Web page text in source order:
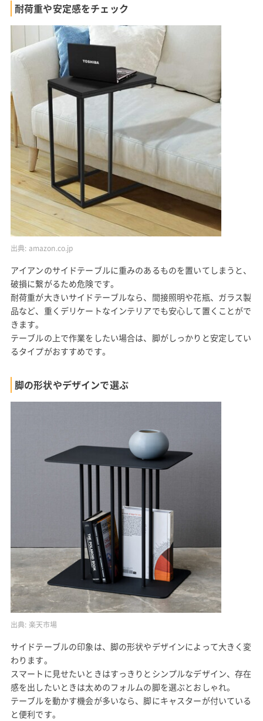
耐荷重や安定感をチェック
出典: amazon.co.jp
アイアンのサイドテーブルに重みのあるものを置いてしまうと、
破損に繋がるため危険です。
耐荷重が大きいサイドテーブルなら、間接照明や花瓶、ガラス製
品など、重くデリケートなインテリアでも安心して置くことがで
きます。
テーブルの上で作業をしたい場合は、脚がしっかりと安定してい
るタイプがおすすめです。
脚の形状やデザインで選ぶ
出典: 楽天市場
サイドテーブルの印象は、脚の形状やデザインによって大きく変
わります。
スマートに見せたいときはすっきりとシンプルなデザイン、存在
感を出したいときは太めのフォルムの脚を選ぶとおしゃれ。
テーブルを動かす機会が多いなら、脚にキャスターが付いている
と便利です。